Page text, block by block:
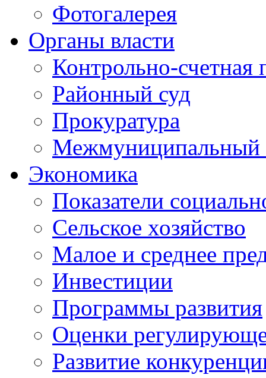
Фотогалерея
Органы власти
Контрольно-счетная
Районный суд
Прокуратура
Межмуниципальный
Экономика
Показатели
Сельское хозяйство
Малое и среднее
Инвестиции
Программы развития
Оценки
Развитие